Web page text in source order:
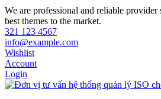
We are professional and reliable
best themes to the market.
321 123 4567
info@example.com
Wishlist
Account
Login